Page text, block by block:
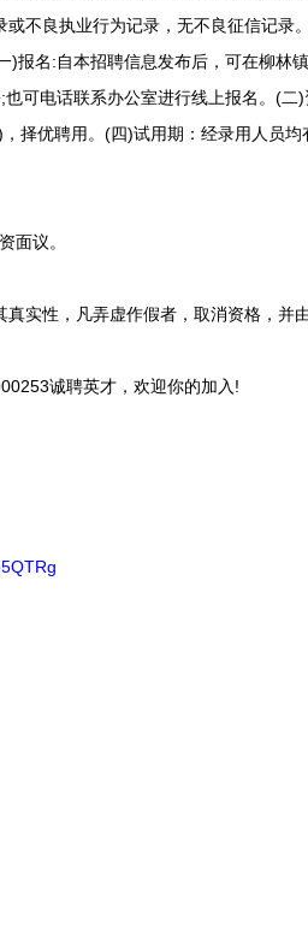
不良执业行为记录，无不良征信记录
报名:自本招聘信息发布后，可在柳林
可电话联系办公室进行线上报名。(
择优聘用。(四)试用期：经录用人员
面议。
性，凡弄虚作假者，取消资格，并由
诚聘英才，欢迎你的加入!